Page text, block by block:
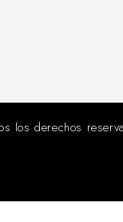
los derechos